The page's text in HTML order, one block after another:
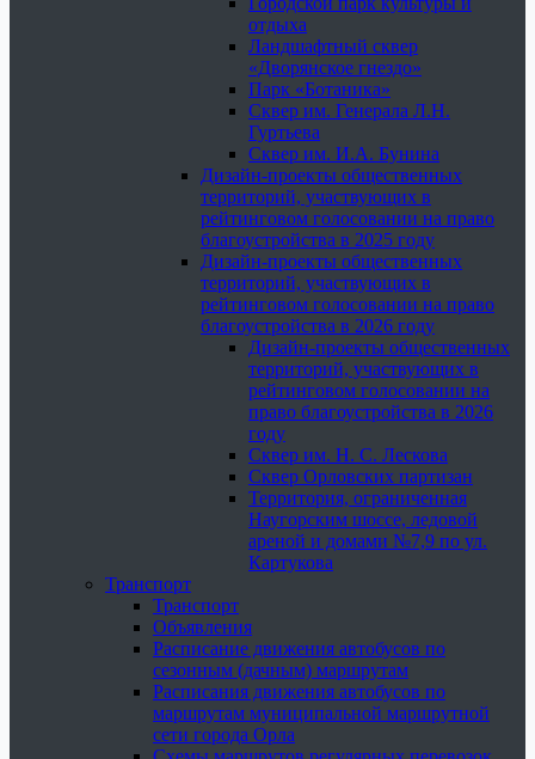
отдыха
Ландшафтный сквер
«Дворянское гнездо»
Парк «Ботаника»
Сквер им. Генерала Л.Н.
Гуртьева
Сквер им. И.А. Бунина
Дизайн-проекты общественных
территорий, участвующих в
рейтинговом голосовании на право
благоустройства в 2025 году
Дизайн-проекты общественных
территорий, участвующих в
рейтинговом голосовании на право
благоустройства в 2026 году
Дизайн-проекты общественных
территорий, участвующих в
рейтинговом голосовании на
право благоустройства в 2026
году
Сквер им. Н. С. Лескова
Сквер Орловских партизан
Территория, ограниченная
Наугорским шоссе, ледовой
ареной и домами №7,9 по ул.
Картукова
Транспорт
Транспорт
Объявления
Расписание движения автобусов по
сезонным (дачным) маршрутам
Расписания движения автобусов по
маршрутам муниципальной маршрутной
сети города Орла